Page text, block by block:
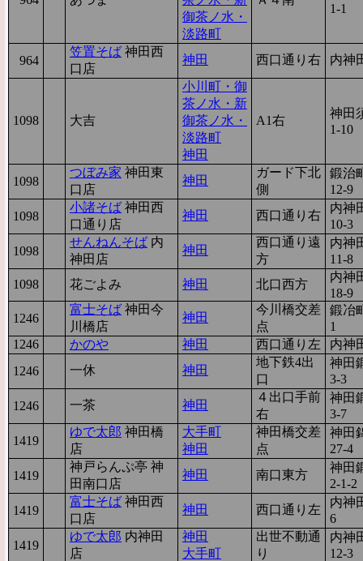
御茶ノ水・
淡路町
1-1
964
笠置そば 神田西
口店
神田 西口通り右 内神
1098 大吉
小川町・御
茶ノ水・新
御茶ノ水・
淡路町
神田
A1右
神田
1-10
1098
つぼみ家 神田東
口店
神田
ガード下北
側
鍛治
12-9
1098
小諸そば 神田西
口通り店
神田 西口通り右
内神
10-3
1098
せんねんそば 内
神田店
神田
西口通り遠
方
内神
11-8
1098
花ごよみ 神田 北口西方
内神
18-9
1246
富士そば 神田今
川橋店
神田
今川橋交差
点
鍛冶
1
1246
かのや 神田 西口通り左
内神
1246
一休 神田
地下鉄4出
口
神田
3-3
1246
一茶 神田
４出口手前
右
神田
3-7
1419
ゆで太郎 神田橋
店
大手町
神田
神田橋交差
点
神田
27-4
1419
神戸らんぷ亭 神
田南口店
神田 南口東方
神田
2-1-2
1419
富士そば 神田西
口店
神田 西口通り左
内神
6
1419
ゆで太郎 内神田
店
神田
大手町
出世不動通
り
内神
12-3